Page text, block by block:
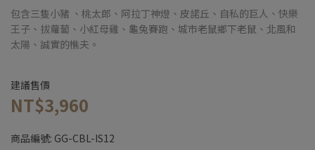
包含三隻小豬 、桃太郎、阿拉丁神燈、皮諾丘、自私的巨人、快樂
王子、拔蘿蔔、小紅母雞、龜兔賽跑、城市老鼠鄉下老鼠、北風和
太陽、誠實的樵夫。
建議售價
NT$3,960
商品編號: GG-CBL-IS12